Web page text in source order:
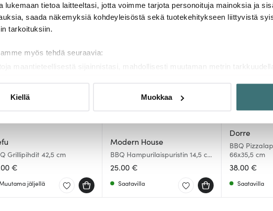
lukemaan tietoa laitteeltasi, jotta voimme tarjota personoituja mainoksia ja
saada näkemyksiä kohdeyleisöstä sekä tuotekehitykseen liittyvistä
tarkoituksiin.
myös tehdä seuraavia:
maantieteellisestä sijainnistasi, mahdollisesti muutaman metrin tarkkuudella
analysoimiseen. Lisäksi jaamme sosiaalisen median, mainosalan ja
tietoja siitä, miten käytät sivustoamme. Kumppanimme voivat yhdistää
Kiellä Muokkaa
Grillipihdit 42,5 cm
€
jäljellä
Modern House
BBQ Hampurilaispuristin 14,5 cm
Ruostumaton/Musta
25.00 €
Saatavilla
Dorre
BBQ
66x35,5 cm
38.00 €
Saatavilla